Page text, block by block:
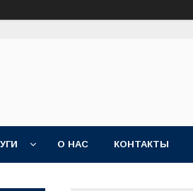
О НАС КОНТАКТЫ